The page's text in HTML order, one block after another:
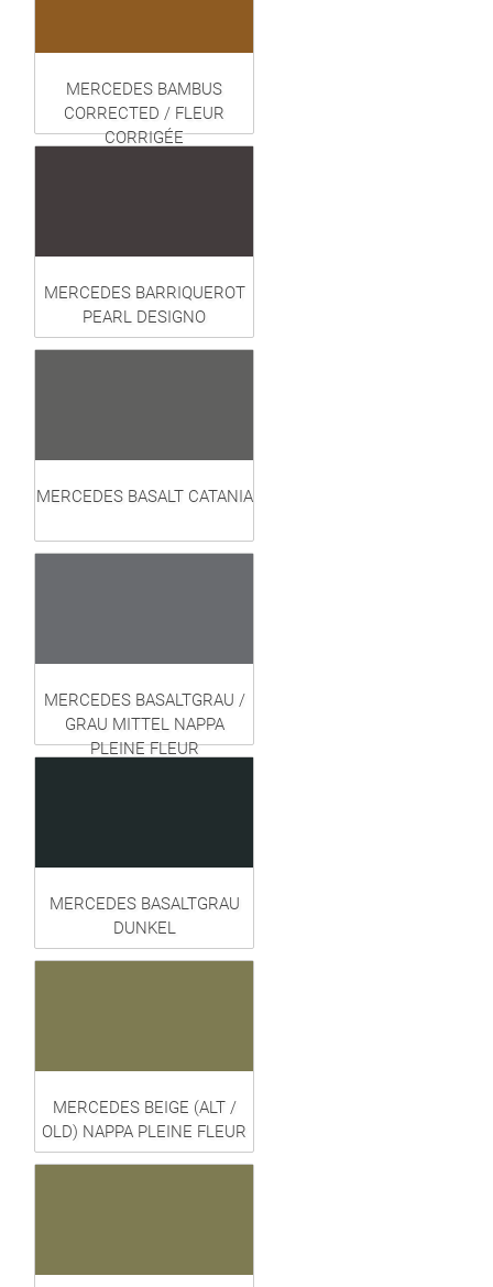
MERCEDES BAMBUS
CORRECTED / FLEUR
CORRIGÉE
MERCEDES BARRIQUEROT
PEARL DESIGNO
MERCEDES BASALT CATANIA
MERCEDES BASALTGRAU /
GRAU MITTEL NAPPA
PLEINE FLEUR
MERCEDES BASALTGRAU
DUNKEL
MERCEDES BEIGE (ALT /
OLD) NAPPA PLEINE FLEUR